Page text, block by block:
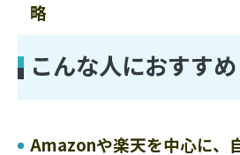
略
こんな人におすすめ
Amazonや楽天を中心に、